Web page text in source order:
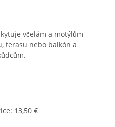
včelám a motýlům
terasu nebo balkón a
: 13,50 €